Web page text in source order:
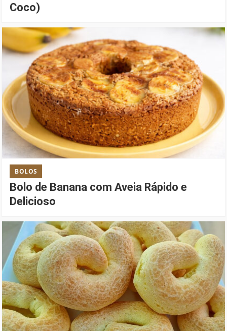
Coco)
BOLOS
Bolo de Banana com Aveia Rápido e
Delicioso